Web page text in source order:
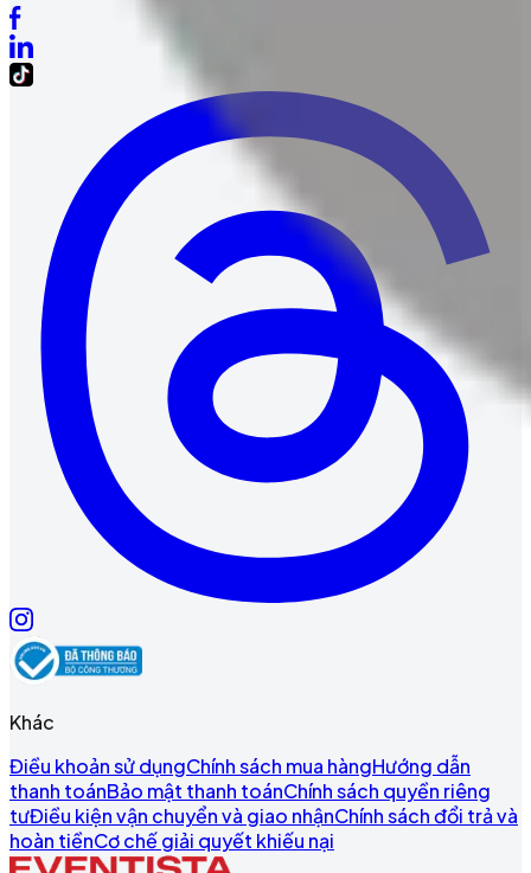
Khác
Điều khoản sử dụngChính sách mua hàngHướng dẫn
thanh toánBảo mật thanh toánChính sách quyền riêng
tưĐiều kiện vận chuyển và giao nhậnChính sách đổi trả và
hoàn tiềnCơ chế giải quyết khiếu nại